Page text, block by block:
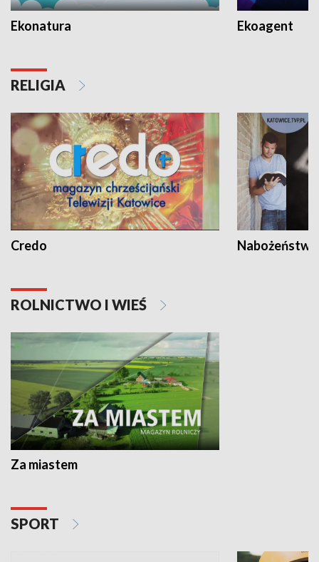
Ekonatura Ekoagent
RELIGIA
Credo
ROLNICTWO I WIEŚ
Za miastem
SPORT